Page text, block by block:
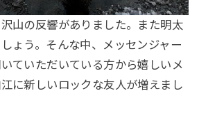
山の反響がありました。また明太
ょう。そんな中、メッセンジャー
ていただいている方から嬉しいメ
に新しいロックな友人が増えまし